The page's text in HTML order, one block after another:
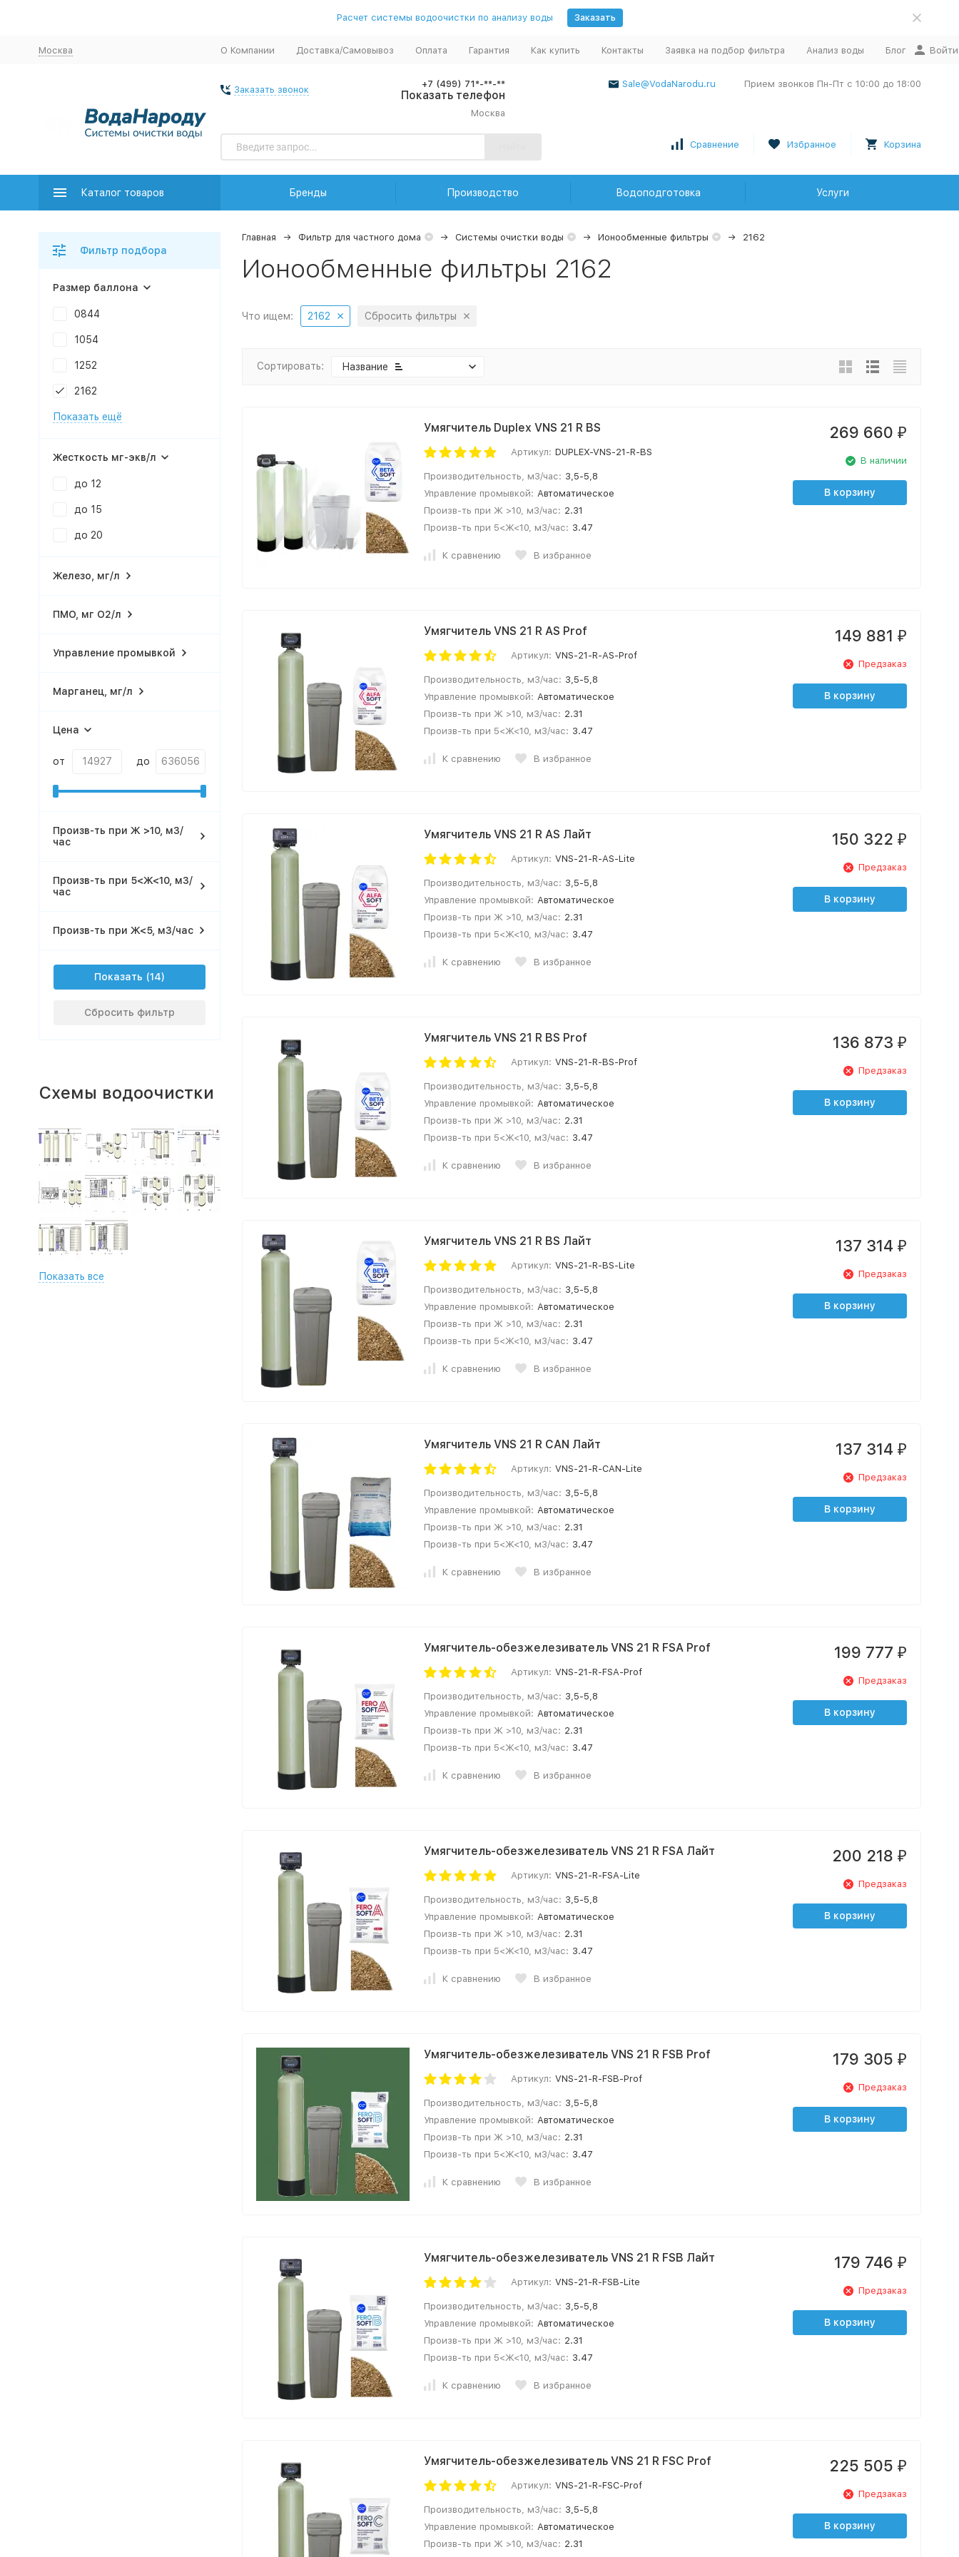
Расчет системы водоочистки по анализу воды Заказать
Москва О Компании Доставка/Самовывоз Оплата Гарантия Как купить Контакты Заявка на подбор фильтра Анализ воды Блог Войти
Заказать звонок
+7 (499) 71*-**-**
Показать телефон
Москва
Sale@VodaNarodu.ru Прием звонков Пн-Пт с 10:00 до 18:00
Сравнение Избранное Корзина
Каталог товаров Бренды Производство Водоподготовка Услуги
Главная Фильтр для частного дома Системы очистки воды Ионообменные фильтры 2162
Ионообменные фильтры 2162
Что ищем: 2162 Сбросить фильтры
Сортировать: Название
Умягчитель Duplex VNS 21 R BS
Артикул: DUPLEX-VNS-21-R-BS
Производительность, м3/час: 3,5-5,8
Управление промывкой: Автоматическое
Произв-ть при Ж >10, м3/час: 2.31
Произв-ть при 5<Ж<10, м3/час: 3.47
К сравнению В избранное
269 660 ₽
В наличии
В корзину
Умягчитель VNS 21 R AS Prof
Артикул: VNS-21-R-AS-Prof
Производительность, м3/час: 3,5-5,8
Управление промывкой: Автоматическое
Произв-ть при Ж >10, м3/час: 2.31
Произв-ть при 5<Ж<10, м3/час: 3.47
К сравнению В избранное
149 881 ₽
Предзаказ
В корзину
Умягчитель VNS 21 R AS Лайт
Артикул: VNS-21-R-AS-Lite
Производительность, м3/час: 3,5-5,8
Управление промывкой: Автоматическое
Произв-ть при Ж >10, м3/час: 2.31
Произв-ть при 5<Ж<10, м3/час: 3.47
К сравнению В избранное
150 322 ₽
Предзаказ
В корзину
Умягчитель VNS 21 R BS Prof
Артикул: VNS-21-R-BS-Prof
Производительность, м3/час: 3,5-5,8
Управление промывкой: Автоматическое
Произв-ть при Ж >10, м3/час: 2.31
Произв-ть при 5<Ж<10, м3/час: 3.47
К сравнению В избранное
136 873 ₽
Предзаказ
В корзину
Умягчитель VNS 21 R BS Лайт
Артикул: VNS-21-R-BS-Lite
Производительность, м3/час: 3,5-5,8
Управление промывкой: Автоматическое
Произв-ть при Ж >10, м3/час: 2.31
Произв-ть при 5<Ж<10, м3/час: 3.47
К сравнению В избранное
137 314 ₽
Предзаказ
В корзину
Умягчитель VNS 21 R CAN Лайт
Артикул: VNS-21-R-CAN-Lite
Производительность, м3/час: 3,5-5,8
Управление промывкой: Автоматическое
Произв-ть при Ж >10, м3/час: 2.31
Произв-ть при 5<Ж<10, м3/час: 3.47
К сравнению В избранное
137 314 ₽
Предзаказ
В корзину
Умягчитель-обезжелезиватель VNS 21 R FSA Prof
Артикул: VNS-21-R-FSA-Prof
Производительность, м3/час: 3,5-5,8
Управление промывкой: Автоматическое
Произв-ть при Ж >10, м3/час: 2.31
Произв-ть при 5<Ж<10, м3/час: 3.47
К сравнению В избранное
199 777 ₽
Предзаказ
В корзину
Умягчитель-обезжелезиватель VNS 21 R FSA Лайт
Артикул: VNS-21-R-FSA-Lite
Производительность, м3/час: 3,5-5,8
Управление промывкой: Автоматическое
Произв-ть при Ж >10, м3/час: 2.31
Произв-ть при 5<Ж<10, м3/час: 3.47
К сравнению В избранное
200 218 ₽
Предзаказ
В корзину
Умягчитель-обезжелезиватель VNS 21 R FSB Prof
Артикул: VNS-21-R-FSB-Prof
Производительность, м3/час: 3,5-5,8
Управление промывкой: Автоматическое
Произв-ть при Ж >10, м3/час: 2.31
Произв-ть при 5<Ж<10, м3/час: 3.47
К сравнению В избранное
179 305 ₽
Предзаказ
В корзину
Умягчитель-обезжелезиватель VNS 21 R FSB Лайт
Артикул: VNS-21-R-FSB-Lite
Производительность, м3/час: 3,5-5,8
Управление промывкой: Автоматическое
Произв-ть при Ж >10, м3/час: 2.31
Произв-ть при 5<Ж<10, м3/час: 3.47
К сравнению В избранное
179 746 ₽
Предзаказ
В корзину
Умягчитель-обезжелезиватель VNS 21 R FSC Prof
Артикул: VNS-21-R-FSC-Prof
Производительность, м3/час: 3,5-5,8
Управление промывкой: Автоматическое
Произв-ть при Ж >10, м3/час: 2.31
225 505 ₽
Предзаказ
В корзину
Фильтр подбора
Размер баллона
0844
1054
1252
2162
Показать ещё
Жесткость мг-экв/л
до 12
до 15
до 20
Железо, мг/л
ПМО, мг О2/л
Управление промывкой
Марганец, мг/л
Цена
от до
Произв-ть при Ж >10, м3/
час
Произв-ть при 5<Ж<10, м3/
час
Произв-ть при Ж<5, м3/час
Показать
Сбросить фильтр
Схемы водоочистки
Показать все